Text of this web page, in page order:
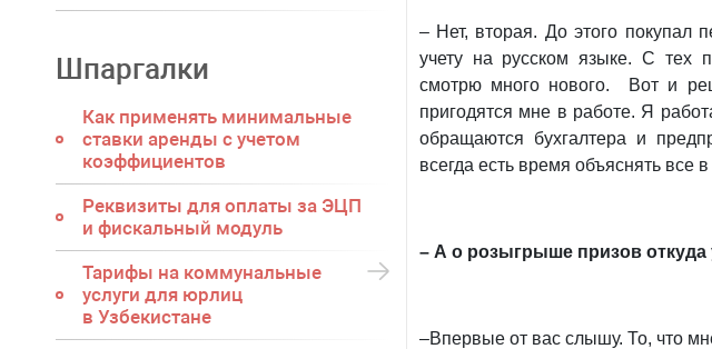
Шпаргалки
Как применять минимальные
ставки аренды с учетом
коэффициентов
Реквизиты для оплаты за ЭЦП
и фискальный модуль
Тарифы на коммунальные
услуги для юрлиц
в Узбекистане
– Нет, вторая. До этого покупал
учету на русском языке. С тех
смотрю много нового. Вот и
пригодятся мне в работе. Я
обращаются бухгалтера и
всегда есть время объяснять все
– А о розыгрыше призов откуда
–Впервые от вас слышу. То, что